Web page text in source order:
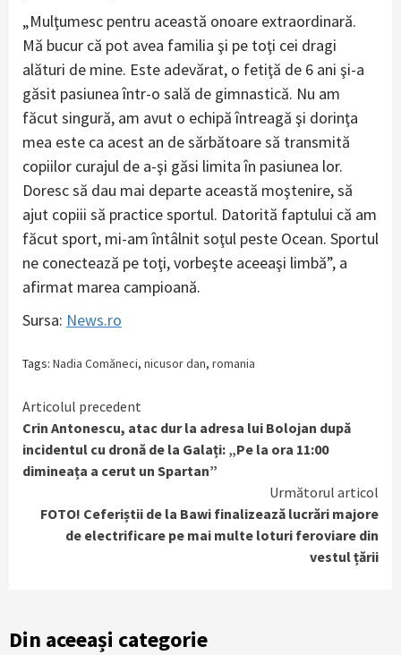
„Mulţumesc pentru această onoare extraordinară.
Mă bucur că pot avea familia şi pe toţi cei dragi
alături de mine. Este adevărat, o fetiţă de 6 ani şi-a
găsit pasiunea într-o sală de gimnastică. Nu am
făcut singură, am avut o echipă întreagă şi dorinţa
mea este ca acest an de sărbătoare să transmită
copiilor curajul de a-şi găsi limita în pasiunea lor.
Doresc să dau mai departe această moştenire, să
ajut copiii să practice sportul. Datorită faptului că am
făcut sport, mi-am întâlnit soţul peste Ocean. Sportul
ne conectează pe toţi, vorbeşte aceeaşi limbă”, a
afirmat marea campioană.
Sursa: News.ro
Tags: Nadia Comăneci, nicusor dan, romania
Continue
Reading
Articolul precedent
Crin Antonescu, atac dur la adresa lui Bolojan după
incidentul cu dronă de la Galați: „Pe la ora 11:00
dimineața a cerut un Spartan”
Următorul articol
FOTO! Ceferiștii de la Bawi finalizează lucrări majore
de electrificare pe mai multe loturi feroviare din
vestul țării
Din aceeași categorie